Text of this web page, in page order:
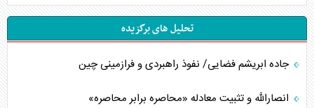
تحلیل های برگزیده
جاده ابریشم فضایی/ نفوذ راهبردی و فرازمینی چین
انصارالله و تثبیت معادله «محاصره برابر محاصره»